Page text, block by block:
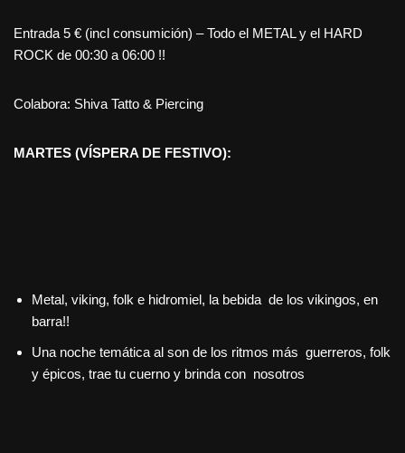
Entrada 5 € (incl consumición) – Todo el METAL y el HARD
ROCK de 00:30 a 06:00 !!
Colabora: Shiva Tatto & Piercing
MARTES (VÍSPERA DE FESTIVO):
Metal, viking, folk e hidromiel, la bebida de los vikingos, en
barra!!
Una noche temática al son de los ritmos más guerreros, folk
y épicos, trae tu cuerno y brinda con nosotros